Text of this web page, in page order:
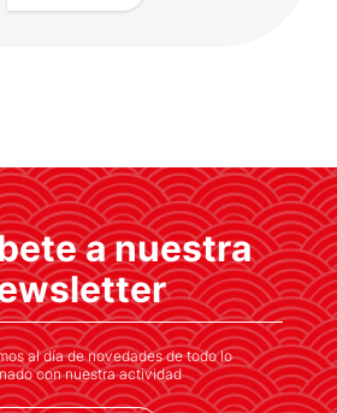
se encuentra el
Center por su
con Japón
a nuestra
al día de novedades de todo lo
con nuestra actividad